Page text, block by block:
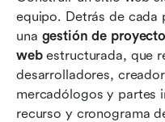
equipo. Detrás de
una gestión de
web estructurada, que
desarrolladores,
mercadólogos y partes
recurso y cronograma
Las 10 mejores
proyectos en el
Potencia tu próximo
Mejores prácticas
en proyectos web